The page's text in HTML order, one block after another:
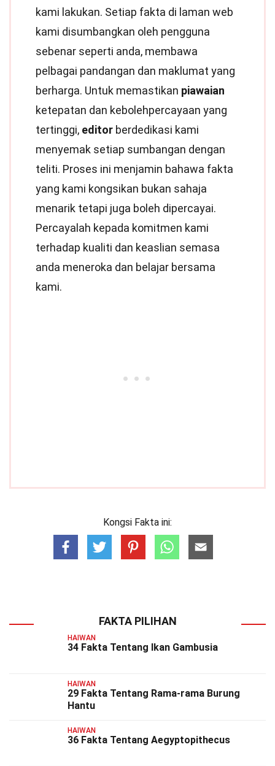
kami lakukan. Setiap fakta di laman web
kami disumbangkan oleh pengguna
sebenar seperti anda, membawa
pelbagai pandangan dan maklumat yang
berharga. Untuk memastikan piawaian
ketepatan dan kebolehpercayaan yang
tertinggi, editor berdedikasi kami
menyemak setiap sumbangan dengan
teliti. Proses ini menjamin bahawa fakta
yang kami kongsikan bukan sahaja
menarik tetapi juga boleh dipercayai.
Percayalah kepada komitmen kami
terhadap kualiti dan keaslian semasa
anda meneroka dan belajar bersama
kami.
Kongsi Fakta ini:
FAKTA PILIHAN
HAIWAN
34 Fakta Tentang Ikan Gambusia
HAIWAN
29 Fakta Tentang Rama-rama Burung
Hantu
HAIWAN
36 Fakta Tentang Aegyptopithecus